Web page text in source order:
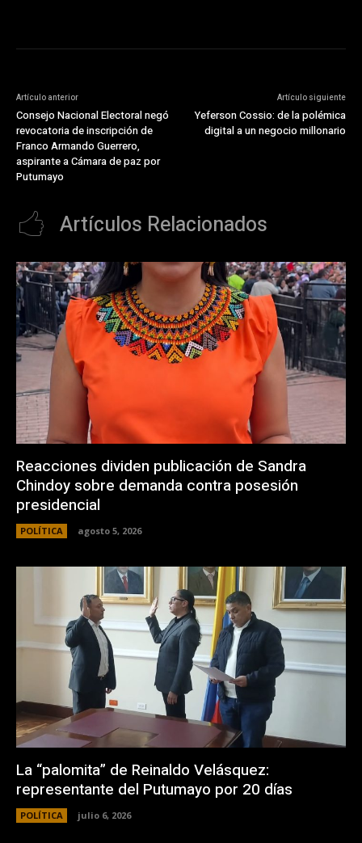
Artículo anterior
Consejo Nacional Electoral negó
revocatoria de inscripción de
Franco Armando Guerrero,
aspirante a Cámara de paz por
Putumayo
Artículo siguiente
Yeferson Cossio: de la polémica
digital a un negocio millonario
Artículos Relacionados
Reacciones dividen publicación de Sandra
Chindoy sobre demanda contra posesión
presidencial
POLÍTICA agosto 5, 2026
La “palomita” de Reinaldo Velásquez:
representante del Putumayo por 20 días
POLÍTICA julio 6, 2026